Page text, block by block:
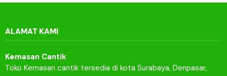
ALAMAT KAMI
Kemasan Cantik
Toko Kemasan cantik tersedia di kota Surabaya, Denpasar,